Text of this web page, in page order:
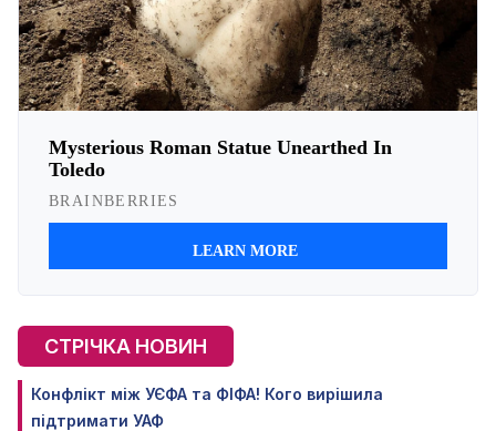
СТРІЧКА НОВИН
Конфлікт між УЄФА та ФІФА! Кого вирішила
підтримати УАФ